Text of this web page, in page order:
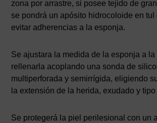
zona por arrastre, si posee tejido de
se pondrá un apósito hidrocoloide en tul
evitar adherencias a la esponja.
Se ajustara la medida de la esponja a la
rellenarla acoplando una sonda de
multiperforada y semirrígida, eligiendo
la extensión de la herida, exudado y
Se protegerá la piel perilesional con un